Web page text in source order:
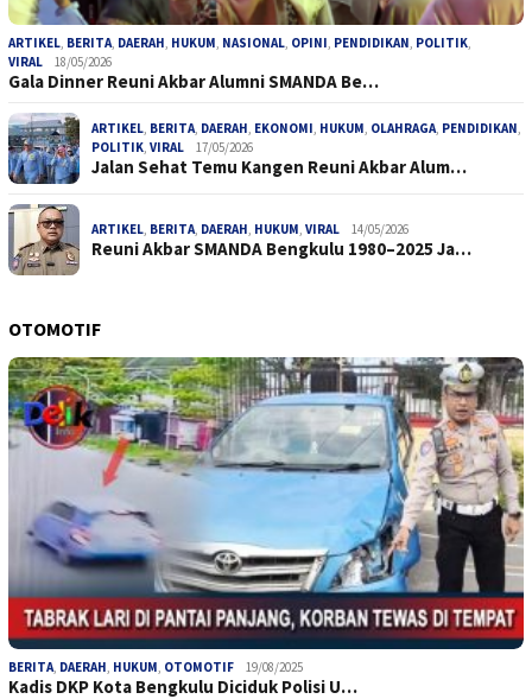
ARTIKEL, BERITA, DAERAH, HUKUM, NASIONAL, OPINI, PENDIDIKAN, POLITIK,
VIRAL
18/05/2026
Gala Dinner Reuni Akbar Alumni SMANDA Be…
ARTIKEL, BERITA, DAERAH, EKONOMI, HUKUM, OLAHRAGA, PENDIDIKAN,
POLITIK, VIRAL 17/05/2026
Jalan Sehat Temu Kangen Reuni Akbar Alum…
ARTIKEL, BERITA, DAERAH, HUKUM, VIRAL 14/05/2026
Reuni Akbar SMANDA Bengkulu 1980–2025 Ja…
OTOMOTIF
BERITA, DAERAH, HUKUM, OTOMOTIF 19/08/2025
Kadis DKP Kota Bengkulu Diciduk Polisi U…